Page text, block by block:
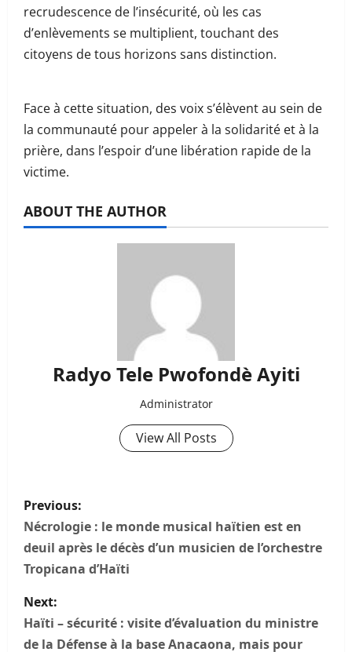
recrudescence de l’insécurité, où les cas
d’enlèvements se multiplient, touchant des
citoyens de tous horizons sans distinction.
Face à cette situation, des voix s’élèvent au sein de
la communauté pour appeler à la solidarité et à la
prière, dans l’espoir d’une libération rapide de la
victime.
ABOUT THE AUTHOR
Radyo Tele Pwofondè Ayiti
Administrator
View All Posts
P
o
s
t
n
Previous:
Nécrologie : le monde musical haïtien est en
deuil après le décès d’un musicien de l’orchestre
Tropicana d’Haïti
Next:
Haïti – sécurité : visite d’évaluation du ministre
de la Défense à la base Anacaona, mais pour